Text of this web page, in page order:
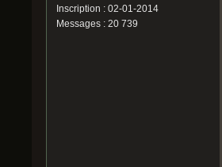
Inscription : 02-01-2014
Messages : 20 739